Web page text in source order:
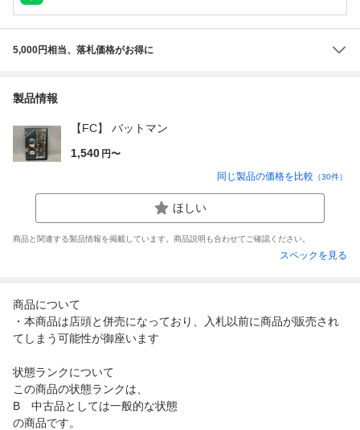
5,000円相当、落札価格がお得に
製品情報
【FC】 バットマン
1,540 円〜
同じ製品の価格を比較 （30件）
ほしい
商品と関連する製品情報を掲載しています。商品説明も合わせてご確認ください。
スペックを見る
商品について
・本商品は店頭と併売になっており、入札以前に商品が販売され
てしまう可能性が御座います
状態ランクについて
この商品の状態ランクは、
B 中古品としては一般的な状態
の商品です。